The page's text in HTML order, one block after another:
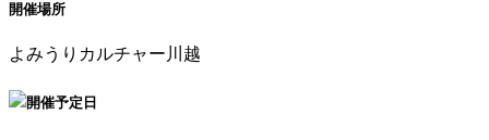
開催場所
よみうりカルチャー川越
開催予定日